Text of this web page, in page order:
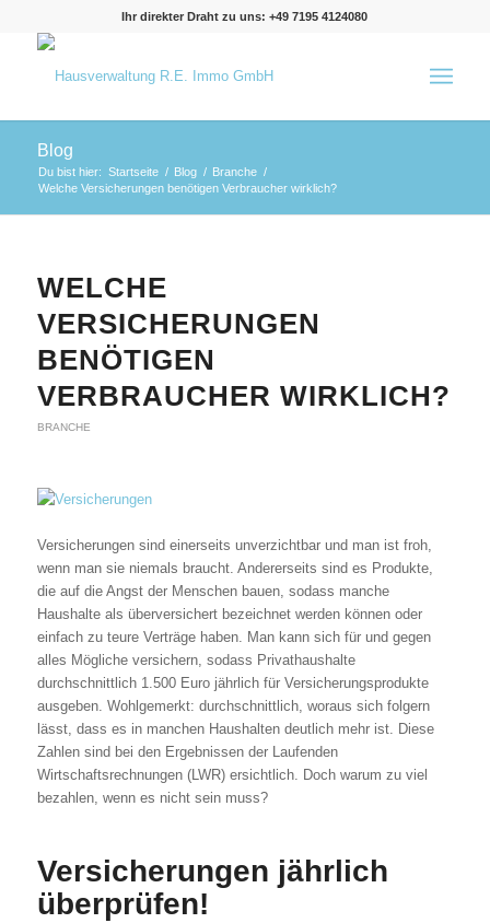
Ihr direkter Draht zu uns: +49 7195 4124080
Blog
Du bist hier: Startseite / Blog / Branche /
Welche Versicherungen benötigen Verbraucher wirklich?
WELCHE
VERSICHERUNGEN
BENÖTIGEN
VERBRAUCHER WIRKLICH?
BRANCHE
Versicherungen sind einerseits unverzichtbar und man ist froh,
wenn man sie niemals braucht. Andererseits sind es Produkte,
die auf die Angst der Menschen bauen, sodass manche
Haushalte als überversichert bezeichnet werden können oder
einfach zu teure Verträge haben. Man kann sich für und gegen
alles Mögliche versichern, sodass Privathaushalte
durchschnittlich 1.500 Euro jährlich für Versicherungsprodukte
ausgeben. Wohlgemerkt: durchschnittlich, woraus sich folgern
lässt, dass es in manchen Haushalten deutlich mehr ist. Diese
Zahlen sind bei den Ergebnissen der Laufenden
Wirtschaftsrechnungen (LWR) ersichtlich. Doch warum zu viel
bezahlen, wenn es nicht sein muss?
Versicherungen jährlich
überprüfen!